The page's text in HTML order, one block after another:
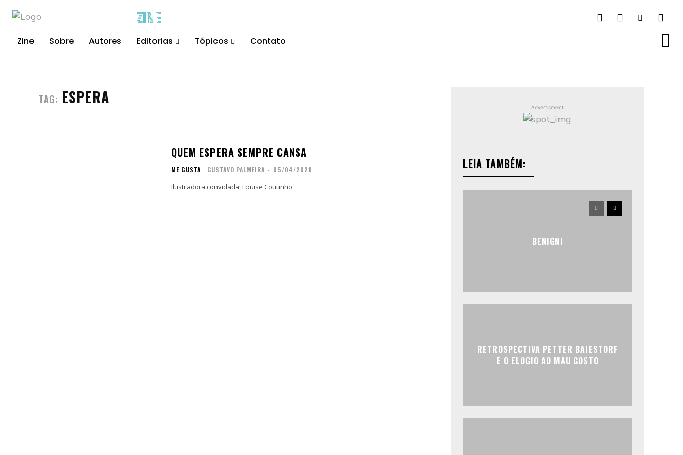
ZINE
Zine Sobre Autores Editorias Tópicos Contato
TAG: ESPERA
QUEM ESPERA SEMPRE CANSA
ME GUSTA GUSTAVO PALMEIRA - 05/04/2021
Ilustradora convidada: Louise Coutinho
Advertisment
LEIA TAMBÉM:
BENIGNI
RETROSPECTIVA PETTER BAIESTORF
E O ELOGIO AO MAU GOSTO